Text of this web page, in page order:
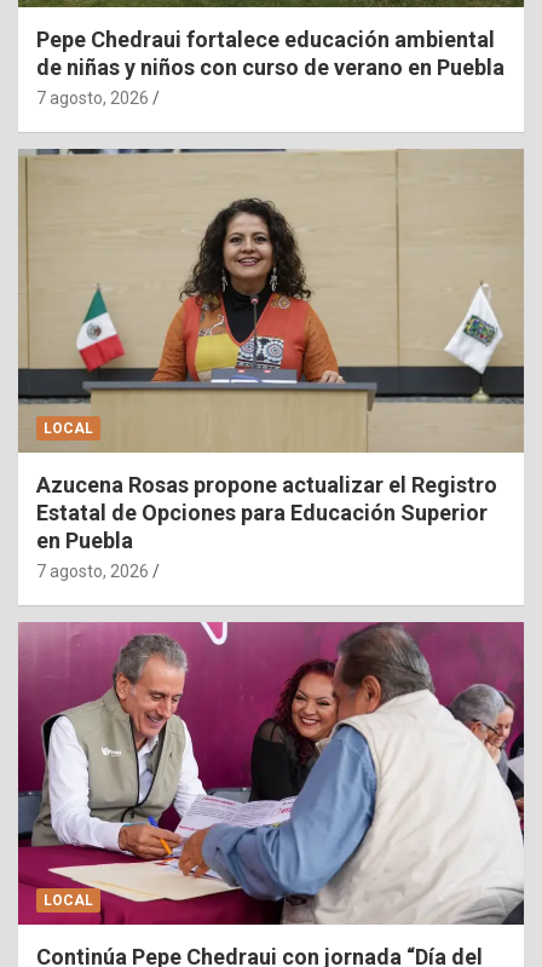
Pepe Chedraui fortalece educación ambiental
de niñas y niños con curso de verano en Puebla
7 agosto, 2026
LOCAL
Azucena Rosas propone actualizar el Registro
Estatal de Opciones para Educación Superior
en Puebla
7 agosto, 2026
LOCAL
Continúa Pepe Chedraui con jornada “Día del